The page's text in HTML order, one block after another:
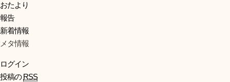
おたより
報告
新着情報
メタ情報
ログイン
投稿のRSS